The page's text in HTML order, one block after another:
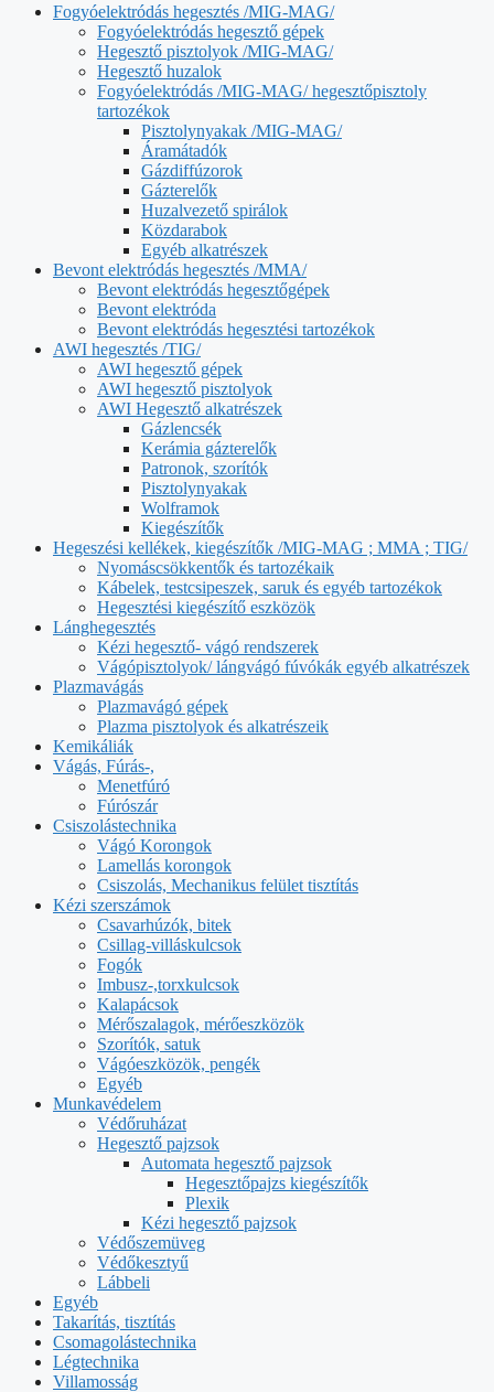
Fogyóelektródás hegesztés /MIG-MAG/
Fogyóelektródás hegesztő gépek
Hegesztő pisztolyok /MIG-MAG/
Hegesztő huzalok
Fogyóelektródás /MIG-MAG/ hegesztőpisztoly
tartozékok
Pisztolynyakak /MIG-MAG/
Áramátadók
Gázdiffúzorok
Gázterelők
Huzalvezető spirálok
Közdarabok
Egyéb alkatrészek
Bevont elektródás hegesztés /MMA/
Bevont elektródás hegesztőgépek
Bevont elektróda
Bevont elektródás hegesztési tartozékok
AWI hegesztés /TIG/
AWI hegesztő gépek
AWI hegesztő pisztolyok
AWI Hegesztő alkatrészek
Gázlencsék
Kerámia gázterelők
Patronok, szorítók
Pisztolynyakak
Wolframok
Kiegészítők
Hegeszési kellékek, kiegészítők /MIG-MAG ; MMA ; TIG/
Nyomáscsökkentők és tartozékaik
Kábelek, testcsipeszek, saruk és egyéb tartozékok
Hegesztési kiegészítő eszközök
Lánghegesztés
Kézi hegesztő- vágó rendszerek
Vágópisztolyok/ lángvágó fúvókák egyéb alkatrészek
Plazmavágás
Plazmavágó gépek
Plazma pisztolyok és alkatrészeik
Kemikáliák
Vágás, Fúrás-,
Menetfúró
Fúrószár
Csiszolástechnika
Vágó Korongok
Lamellás korongok
Csiszolás, Mechanikus felület tisztítás
Kézi szerszámok
Csavarhúzók, bitek
Csillag-villáskulcsok
Fogók
Imbusz-,torxkulcsok
Kalapácsok
Mérőszalagok, mérőeszközök
Szorítók, satuk
Vágóeszközök, pengék
Egyéb
Munkavédelem
Védőruházat
Hegesztő pajzsok
Automata hegesztő pajzsok
Hegesztőpajzs kiegészítők
Plexik
Kézi hegesztő pajzsok
Védőszemüveg
Védőkesztyű
Lábbeli
Egyéb
Takarítás, tisztítás
Csomagolástechnika
Légtechnika
Villamosság